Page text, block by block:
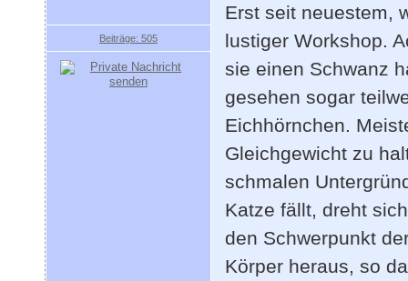
Beiträge: 505
Erst seit neuestem,
lustiger Workshop.
sie einen Schwanz
gesehen sogar
Eichhörnchen.
Gleichgewicht zu
schmalen
Katze fällt, dreht
den Schwerpunkt
Körper heraus, so